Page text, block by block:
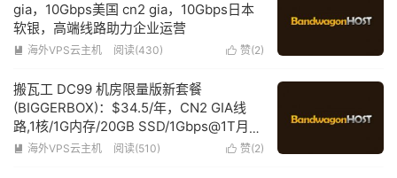
gia，10Gbps美国 cn2 gia，10Gbps日本
软银，高端线路助力企业运营
 赞(2)
 海外VPS云主机 阅读(430)
搬瓦工 DC99 机房限量版新套餐
(BIGGERBOX)：$34.5/年，CN2 GIA线
路,1核/1G内存/20GB SSD/1Gbps@1T月流
量
 赞(2)
 海外VPS云主机 阅读(510)